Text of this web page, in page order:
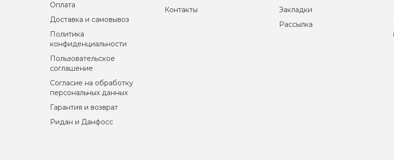
Оплата
Доставка и самовывоз
Политика
конфиденциальности
Пользовательское
соглашение
Согласие на обработку
персональных данных
Гарантия и возврат
Ридан и Данфосс
Контакты
Закладки
Рассылка